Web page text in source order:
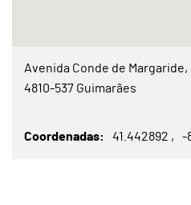
Avenida Conde de Margaride,
4810-537 Guimarães
Coordenadas 41.442892 -